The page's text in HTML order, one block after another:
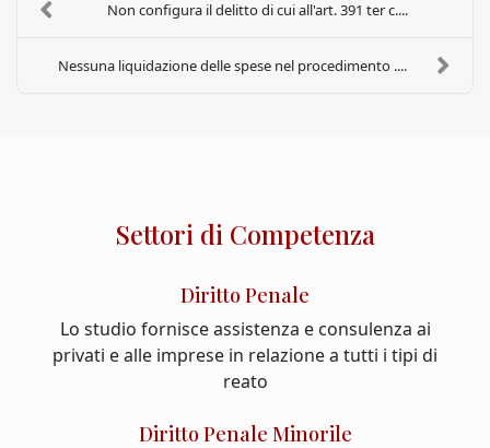
Non configura il delitto di cui all'art. 391 ter c....
Nessuna liquidazione delle spese nel procedimento ....
Settori di Competenza
Diritto Penale
Lo studio fornisce assistenza e consulenza ai
privati e alle imprese in relazione a tutti i tipi di
reato
Diritto Penale Minorile